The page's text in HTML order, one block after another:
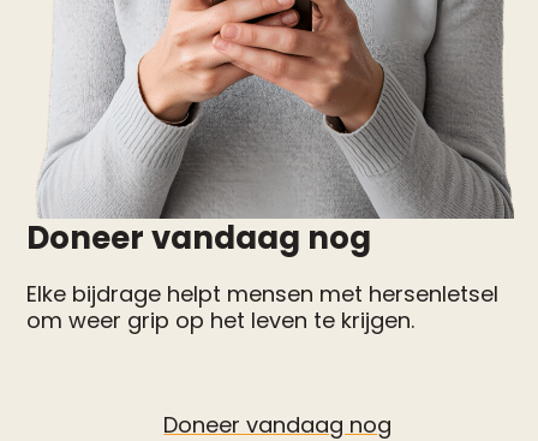
Doneer vandaag nog
Elke bijdrage helpt mensen met hersenletsel
om weer grip op het leven te krijgen.
Doneer vandaag nog